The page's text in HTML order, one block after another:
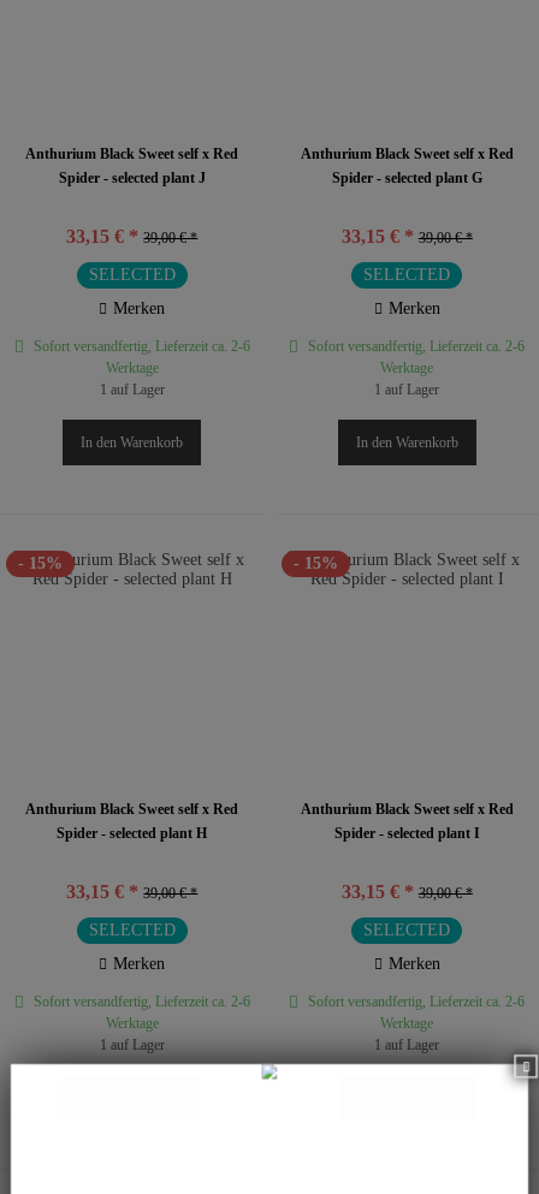
Anthurium Black Sweet self x Red
Spider - selected plant J
33,15 € * 39,00 € *
SELECTED
Merken
Sofort versandfertig, Lieferzeit ca. 2-6
Werktage
1 auf Lager
In den Warenkorb
Anthurium Black Sweet self x Red
Spider - selected plant G
33,15 € * 39,00 € *
SELECTED
Merken
Sofort versandfertig, Lieferzeit ca. 2-6
Werktage
1 auf Lager
In den Warenkorb
- 15%
Anthurium Black Sweet self x Red
Spider - selected plant H
33,15 € * 39,00 € *
SELECTED
Merken
Sofort versandfertig, Lieferzeit ca. 2-6
Werktage
1 auf Lager
- 15%
Anthurium Black Sweet self x Red
Spider - selected plant I
33,15 € * 39,00 € *
SELECTED
Merken
Sofort versandfertig, Lieferzeit ca. 2-6
Werktage
1 auf Lager